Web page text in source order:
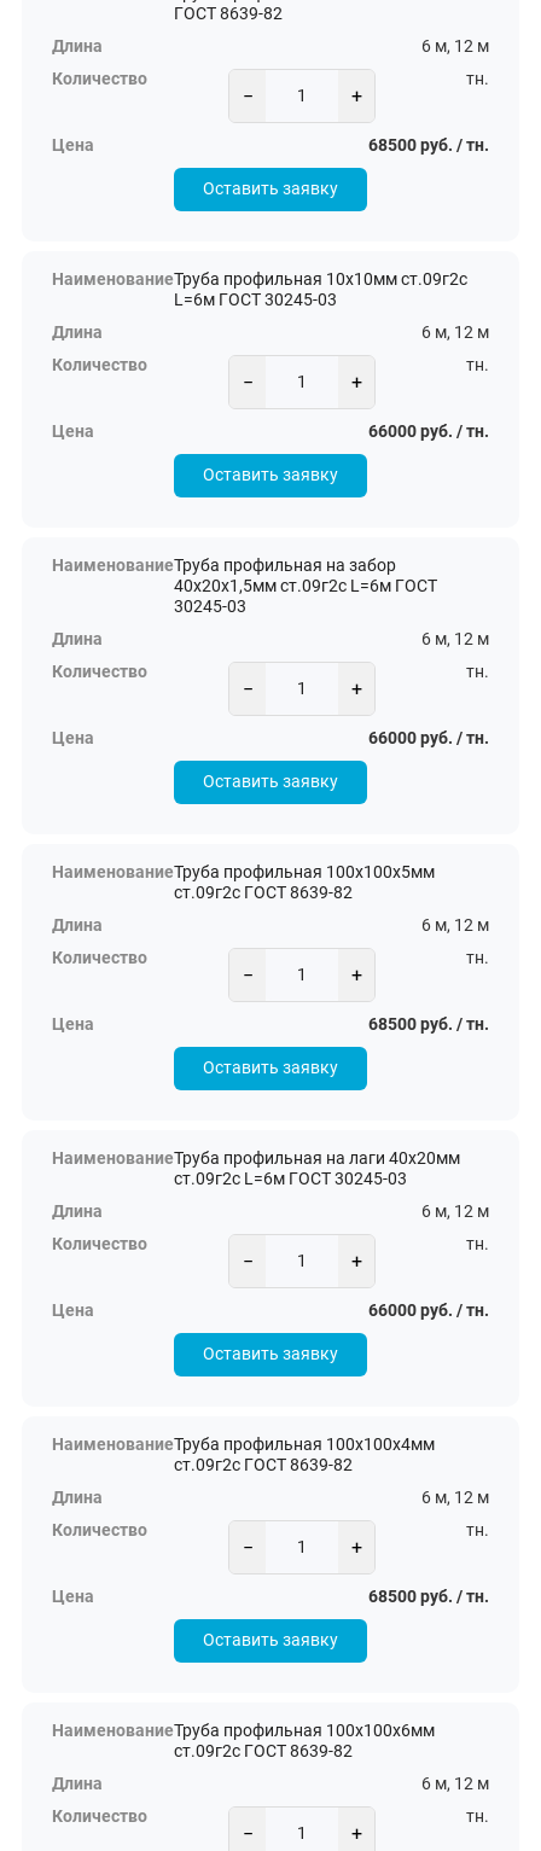
ГОСТ 8639-82
6 м, 12 м
− +
тн.
68500 руб. / тн.
Оставить заявку
Труба профильная 10х10мм ст.09г2с
L=6м ГОСТ 30245-03
6 м, 12 м
− +
тн.
66000 руб. / тн.
Оставить заявку
Труба профильная на забор
40х20х1,5мм ст.09г2с L=6м ГОСТ
30245-03
6 м, 12 м
− +
тн.
66000 руб. / тн.
Оставить заявку
Труба профильная 100х100х5мм
ст.09г2с ГОСТ 8639-82
6 м, 12 м
− +
тн.
68500 руб. / тн.
Оставить заявку
Труба профильная на лаги 40х20мм
ст.09г2с L=6м ГОСТ 30245-03
6 м, 12 м
− +
тн.
66000 руб. / тн.
Оставить заявку
Труба профильная 100х100х4мм
ст.09г2с ГОСТ 8639-82
6 м, 12 м
− +
тн.
68500 руб. / тн.
Оставить заявку
Труба профильная 100х100х6мм
ст.09г2с ГОСТ 8639-82
6 м, 12 м
− +
тн.